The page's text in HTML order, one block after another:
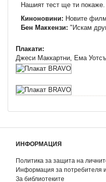
Нашият тест ще ти покаже.
Киноновини: Новите
Бен Маккензи: "Искам
Плакати:
Джеси Маккартни, Ема
ИНФОРМАЦИЯ
Политика за защита на
Информация за потребителя
За библиотеките